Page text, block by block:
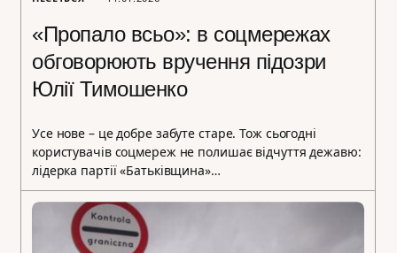
«Пропало всьо»: в соцмережах
обговорюють вручення підозри
Юлії Тимошенко
Усе нове – це добре забуте старе. Тож сьогодні
користувачів соцмереж не полишає відчуття дежавю:
лідерка партії «Батьківщина»…